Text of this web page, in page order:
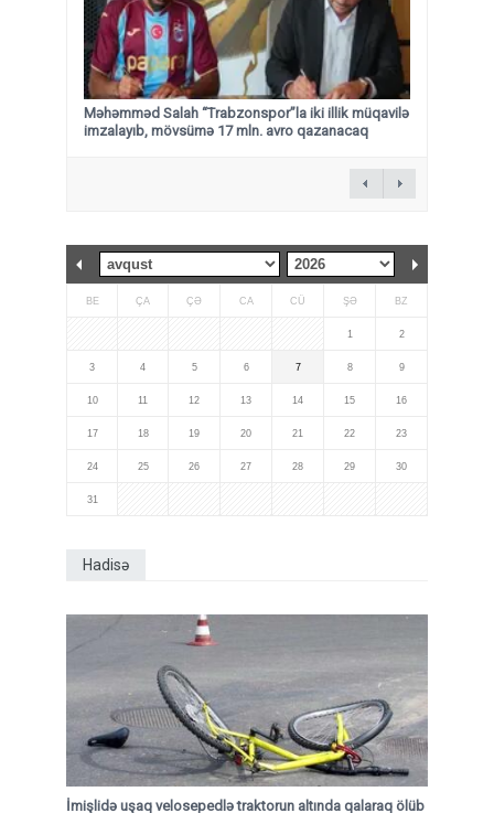
Məhəmməd Salah “Trabzonspor”la iki illik müqavilə
imzalayıb, mövsümə 17 mln. avro qazanacaq
BE ÇA ÇƏ CA CÜ ŞƏ BZ
1 2
3 4 5 6 7 8 9
10 11 12 13 14 15 16
17 18 19 20 21 22 23
24 25 26 27 28 29 30
31
Hadisə
İmişlidə uşaq velosepedlə traktorun altında qalaraq ölüb